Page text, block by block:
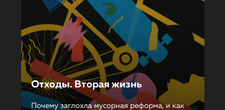
Отходы. Вторая жизнь
Почему заглохла мусорная реформа, и как